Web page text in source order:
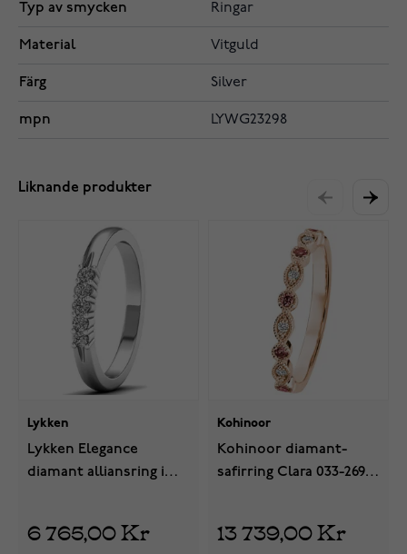
Typ av smycken Ringar
Material Vitguld
Färg Silver
mpn LYWG23298
Liknande produkter
Lykken
Lykken Elegance
diamant alliansring i
6 765,00 Kr
Kohinoor
Kohinoor diamant-
safirring Clara 033-269P-
13 739,00 Kr